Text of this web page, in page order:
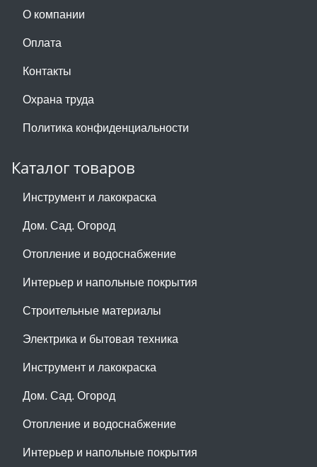
О компании
Оплата
Контакты
Охрана труда
Политика конфиденциальности
Каталог товаров
Инструмент и лакокраска
Дом. Сад. Огород
Отопление и водоснабжение
Интерьер и напольные покрытия
Строительные материалы
Электрика и бытовая техника
Инструмент и лакокраска
Дом. Сад. Огород
Отопление и водоснабжение
Интерьер и напольные покрытия